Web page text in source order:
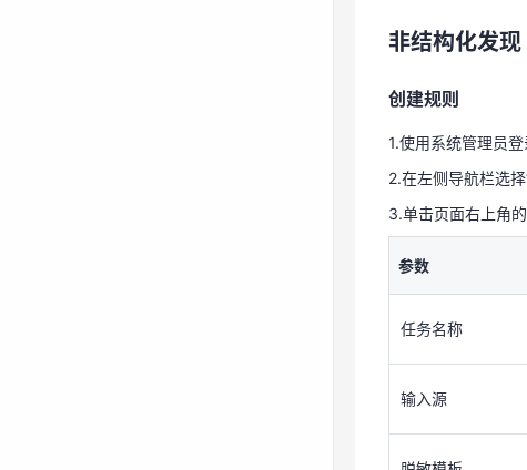
3.单击页面右上角
输入源
4.填写完成后，可
运行规则
1.使用系统管理员
非结构化发现
创建规则
1.使用系统管理员登
2.在左侧导航栏选
3.单击页面右上角
参数
任务名称
输入源